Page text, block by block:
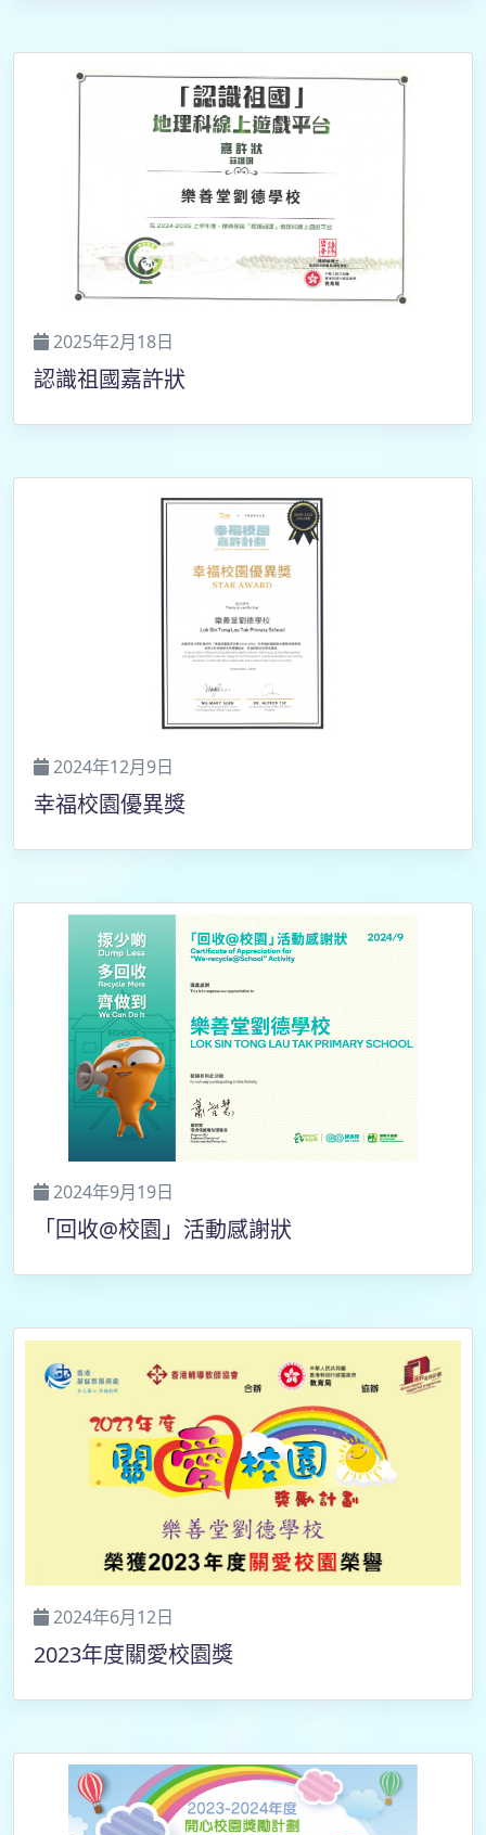
2025年2月18日
認識祖國嘉許狀
2024年12月9日
幸福校園優異獎
2024年9月19日
「回收@校園」活動感謝狀
2024年6月12日
2023年度關愛校園獎